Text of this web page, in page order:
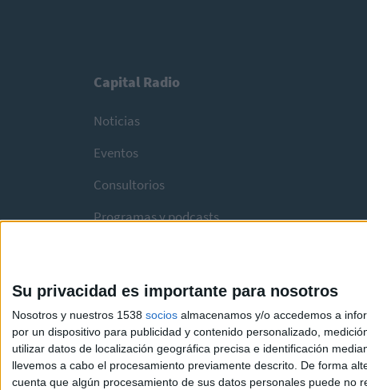
Su privacidad es importante para nosotros
Nosotros y nuestros 1538 socios almacenamos y/o accedemos a
por un dispositivo para publicidad y contenido personalizado,
utilizar datos de localización geográfica precisa e identificación
llevemos a cabo el procesamiento previamente descrito. De forma
cuenta que algún procesamiento de sus datos personales puede no
Capital Radio
Noticias
Eventos
Consultorios
Programas y podcasts